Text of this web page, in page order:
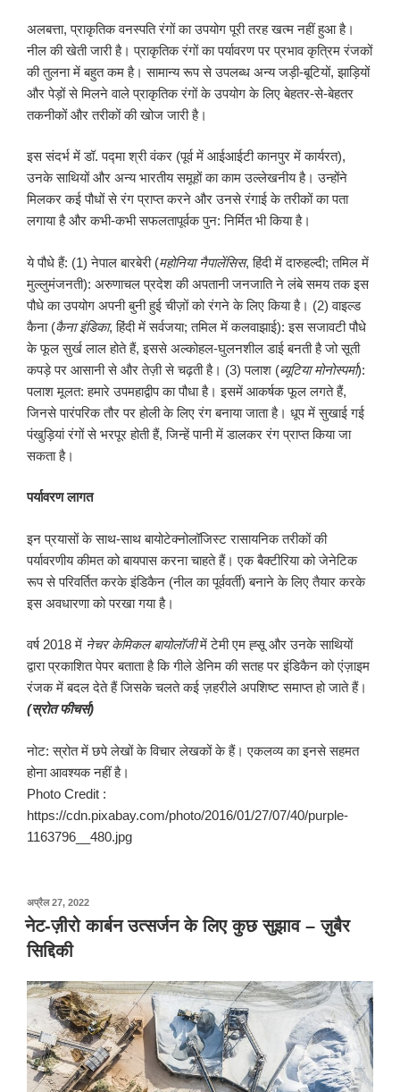
अलबत्ता, प्राकृतिक वनस्पति रंगों का उपयोग पूरी तरह खत्म नहीं हुआ है।
नील की खेती जारी है। प्राकृतिक रंगों का पर्यावरण पर प्रभाव कृत्रिम रंजकों
की तुलना में बहुत कम है। सामान्य रूप से उपलब्ध अन्य जड़ी-बूटियों, झाड़ियों
और पेड़ों से मिलने वाले प्राकृतिक रंगों के उपयोग के लिए बेहतर-से-बेहतर
तकनीकों और तरीकों की खोज जारी है।
इस संदर्भ में डॉ. पद्मा श्री वंकर (पूर्व में आईआईटी कानपुर में कार्यरत),
उनके साथियों और अन्य भारतीय समूहों का काम उल्लेखनीय है। उन्होंने
मिलकर कई पौधों से रंग प्राप्त करने और उनसे रंगाई के तरीकों का पता
लगाया है और कभी-कभी सफलतापूर्वक पुन: निर्मित भी किया है।
ये पौधे हैं: (1) नेपाल बारबेरी (महोनिया नैपालेंसिस, हिंदी में दारुहल्दी; तमिल में
मुल्लुमंजनती): अरुणाचल प्रदेश की अपतानी जनजाति ने लंबे समय तक इस
पौधे का उपयोग अपनी बुनी हुई चीज़ों को रंगने के लिए किया है। (2) वाइल्ड
कैना (कैना इंडिका, हिंदी में सर्वजया; तमिल में कलवाझाई): इस सजावटी पौधे
के फूल सुर्ख लाल होते हैं, इससे अल्कोहल-घुलनशील डाई बनती है जो सूती
कपड़े पर आसानी से और तेज़ी से चढ़ती है। (3) पलाश (ब्यूटिया मोनोस्पर्मा):
पलाश मूलत: हमारे उपमहाद्वीप का पौधा है। इसमें आकर्षक फूल लगते हैं,
जिनसे पारंपरिक तौर पर होली के लिए रंग बनाया जाता है। धूप में सुखाई गई
पंखुड़ियां रंगों से भरपूर होती हैं, जिन्हें पानी में डालकर रंग प्राप्त किया जा
सकता है।
पर्यावरण लागत
इन प्रयासों के साथ-साथ बायोटेक्नोलॉजिस्ट रासायनिक तरीकों की
पर्यावरणीय कीमत को बायपास करना चाहते हैं। एक बैक्टीरिया को जेनेटिक
रूप से परिवर्तित करके इंडिकैन (नील का पूर्ववर्ती) बनाने के लिए तैयार करके
इस अवधारणा को परखा गया है।
वर्ष 2018 में नेचर केमिकल बायोलॉजीमें टेमी एम ह्सू और उनके साथियों
द्वारा प्रकाशित पेपर बताता है कि गीले डेनिम की सतह पर इंडिकैन को एंज़ाइम
रंजक में बदल देते हैं जिसके चलते कई ज़हरीले अपशिष्ट समाप्त हो जाते हैं।
(स्रोत फीचर्स)
नोट: स्रोत में छपे लेखों के विचार लेखकों के हैं। एकलव्य का इनसे सहमत
होना आवश्यक नहीं है।
Photo Credit :
https://cdn.pixabay.com/photo/2016/01/27/07/40/purple-
1163796__480.jpg
अप्रैल 27, 2022पर
प्रकाशित
किया
नेट-ज़ीरो कार्बन उत्सर्जन के लिए कुछ सुझाव – ज़ुबैर
सिद्दिकी